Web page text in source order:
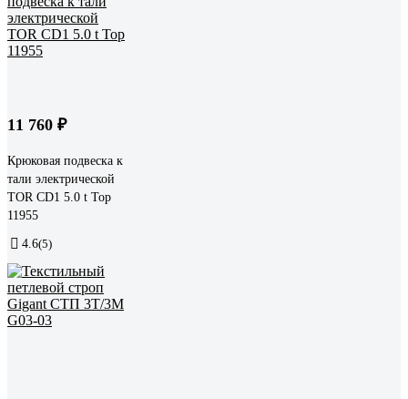
11 760 ₽
Крюковая подвеска к
тали электрической
TOR CD1 5.0 t Тор
11955
4.6(5)